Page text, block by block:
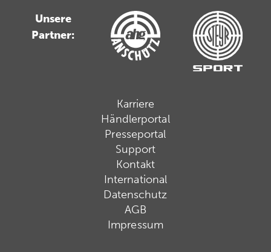
Unsere
Partner:
Karriere
Händlerportal
Presseportal
Support
Kontakt
International
Datenschutz
AGB
Impressum